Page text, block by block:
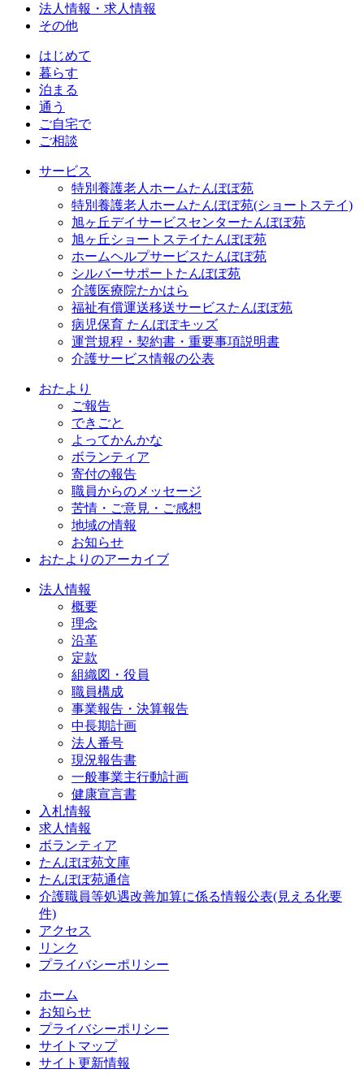
法人情報・求人情報
その他
はじめて
暮らす
泊まる
通う
ご自宅で
ご相談
サービス
特別養護老人ホームたんぽぽ苑
特別養護老人ホームたんぽぽ苑(ショートステイ)
旭ヶ丘デイサービスセンターたんぽぽ苑
旭ヶ丘ショートステイたんぽぽ苑
ホームヘルプサービスたんぽぽ苑
シルバーサポートたんぽぽ苑
介護医療院たかはら
福祉有償運送移送サービスたんぽぽ苑
病児保育 たんぽぽキッズ
運営規程・契約書・重要事項説明書
介護サービス情報の公表
おたより
ご報告
できごと
よってかんかな
ボランティア
寄付の報告
職員からのメッセージ
苦情・ご意見・ご感想
地域の情報
お知らせ
おたよりのアーカイブ
法人情報
概要
理念
沿革
定款
組織図・役員
職員構成
事業報告・決算報告
中長期計画
法人番号
現況報告書
一般事業主行動計画
健康宣言書
入札情報
求人情報
ボランティア
たんぽぽ苑文庫
たんぽぽ苑通信
介護職員等処遇改善加算に係る情報公表(見える化要
件)
アクセス
リンク
プライバシーポリシー
ホーム
お知らせ
プライバシーポリシー
サイトマップ
サイト更新情報